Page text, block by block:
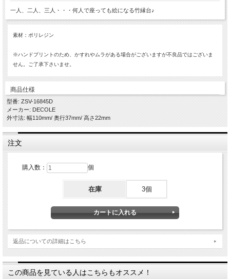
一人、二人、三人・・・何人で座っても絵になる竹縁台♪
素材：ポリレジン
※ハンドプリントのため、かすれやムラがある場合がございますが不良品ではございま
せん。ご了承下さいませ。
商品仕様
型番: ZSV-16845D
メーカー: DECOLE
外寸法: 幅110mm/ 奥行37mm/ 高さ22mm
注文
購入数： 個
在庫 3個
返品についての詳細はこちら
この商品を見ている人はこちらもオススメ！